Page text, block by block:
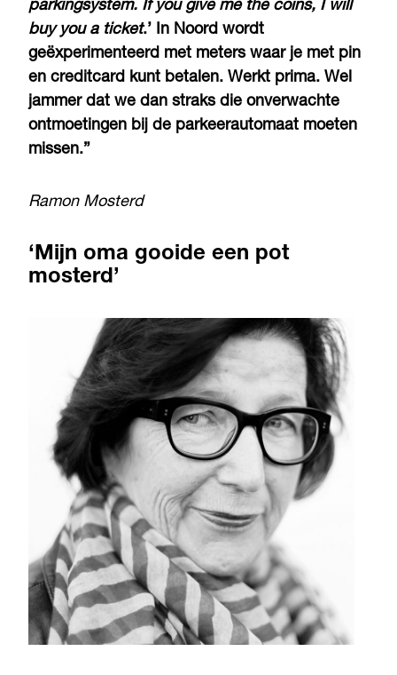
parkingsystem. If you give me the coins, I will
buy you a ticket.’ In Noord wordt
geëxperimenteerd met meters waar je met pin
en creditcard kunt betalen. Werkt prima. Wel
jammer dat we dan straks die onverwachte
ontmoetingen bij de parkeerautomaat moeten
missen.”
Ramon Mosterd
‘Mijn oma gooide een pot
mosterd’